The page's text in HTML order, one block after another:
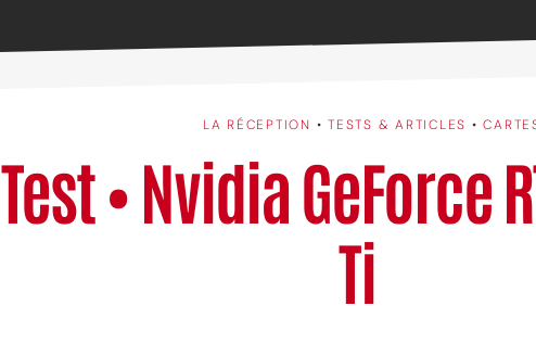
LA RÉCEPTION •TESTS & ARTICLES •
Test • Nvidia GeForce
Ti